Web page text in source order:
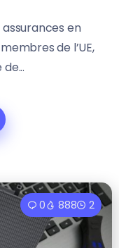
en
de l’UE,
0 888 2